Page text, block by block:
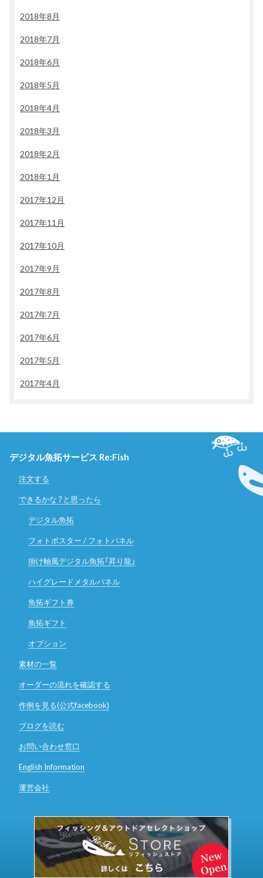
2018年8月
2018年7月
2018年6月
2018年5月
2018年4月
2018年3月
2018年2月
2018年1月
2017年12月
2017年11月
2017年10月
2017年9月
2017年8月
2017年7月
2017年6月
2017年5月
2017年4月
デジタル魚拓サービス Re:Fish
注文する
できるかな？と思ったら
デジタル魚拓
フォトポスター / フォトパネル
掛け軸風デジタル魚拓「昇り龍」
ハイグレードメタルパネル
魚拓ギフト券
魚拓ギフト
オプション
素材の一覧
オーダーの流れを確認する
作例を見る(公式facebook)
ブログを読む
お問い合わせ窓口
English Information
運営会社